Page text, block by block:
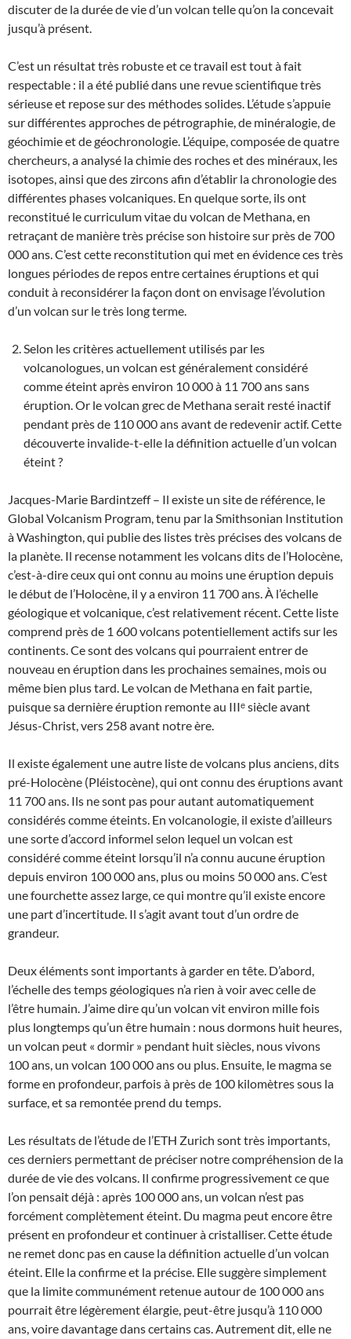
discuter de la durée de vie d’un volcan telle qu’on la concevait
jusqu’à présent.
C’est un résultat très robuste et ce travail est tout à fait
respectable : il a été publié dans une revue scientifique très
sérieuse et repose sur des méthodes solides. L’étude s’appuie
sur différentes approches de pétrographie, de minéralogie, de
géochimie et de géochronologie. L’équipe, composée de quatre
chercheurs, a analysé la chimie des roches et des minéraux, les
isotopes, ainsi que des zircons afin d’établir la chronologie des
différentes phases volcaniques. En quelque sorte, ils ont
reconstitué le curriculum vitae du volcan de Methana, en
retraçant de manière très précise son histoire sur près de 700
000 ans. C’est cette reconstitution qui met en évidence ces très
longues périodes de repos entre certaines éruptions et qui
conduit à reconsidérer la façon dont on envisage l’évolution
d’un volcan sur le très long terme.
Selon les critères actuellement utilisés par les
volcanologues, un volcan est généralement considéré
comme éteint après environ 10 000 à 11 700 ans sans
éruption. Or le volcan grec de Methana serait resté inactif
pendant près de 110 000 ans avant de redevenir actif. Cette
découverte invalide-t-elle la définition actuelle d’un volcan
éteint ?
Jacques-Marie Bardintzeff – Il existe un site de référence, le
Global Volcanism Program, tenu par la Smithsonian Institution
à Washington, qui publie des listes très précises des volcans de
la planète. Il recense notamment les volcans dits de l’Holocène,
c’est-à-dire ceux qui ont connu au moins une éruption depuis
le début de l’Holocène, il y a environ 11 700 ans. À l’échelle
géologique et volcanique, c’est relativement récent. Cette liste
comprend près de 1 600 volcans potentiellement actifs sur les
continents. Ce sont des volcans qui pourraient entrer de
nouveau en éruption dans les prochaines semaines, mois ou
même bien plus tard. Le volcan de Methana en fait partie,
puisque sa dernière éruption remonte au IIIᵉ siècle avant
Jésus-Christ, vers 258 avant notre ère.
Il existe également une autre liste de volcans plus anciens, dits
pré-Holocène (Pléistocène), qui ont connu des éruptions avant
11 700 ans. Ils ne sont pas pour autant automatiquement
considérés comme éteints. En volcanologie, il existe d’ailleurs
une sorte d’accord informel selon lequel un volcan est
considéré comme éteint lorsqu’il n’a connu aucune éruption
depuis environ 100 000 ans, plus ou moins 50 000 ans. C’est
une fourchette assez large, ce qui montre qu’il existe encore
une part d’incertitude. Il s’agit avant tout d’un ordre de
grandeur.
Deux éléments sont importants à garder en tête. D’abord,
l’échelle des temps géologiques n’a rien à voir avec celle de
l’être humain. J’aime dire qu’un volcan vit environ mille fois
plus longtemps qu’un être humain : nous dormons huit heures,
un volcan peut « dormir » pendant huit siècles, nous vivons
100 ans, un volcan 100 000 ans ou plus. Ensuite, le magma se
forme en profondeur, parfois à près de 100 kilomètres sous la
surface, et sa remontée prend du temps.
Les résultats de l’étude de l’ETH Zurich sont très importants,
ces derniers permettant de préciser notre compréhension de la
durée de vie des volcans. Il confirme progressivement ce que
l’on pensait déjà : après 100 000 ans, un volcan n’est pas
forcément complètement éteint. Du magma peut encore être
présent en profondeur et continuer à cristalliser. Cette étude
ne remet donc pas en cause la définition actuelle d’un volcan
éteint. Elle la confirme et la précise. Elle suggère simplement
que la limite communément retenue autour de 100 000 ans
pourrait être légèrement élargie, peut-être jusqu’à 110 000
ans, voire davantage dans certains cas. Autrement dit, elle ne